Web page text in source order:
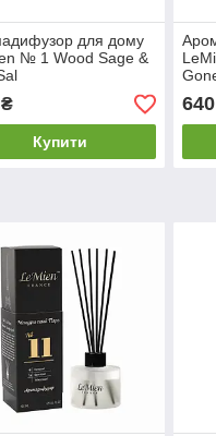
для дому
№ 1 Wood Sage &
Купити
640